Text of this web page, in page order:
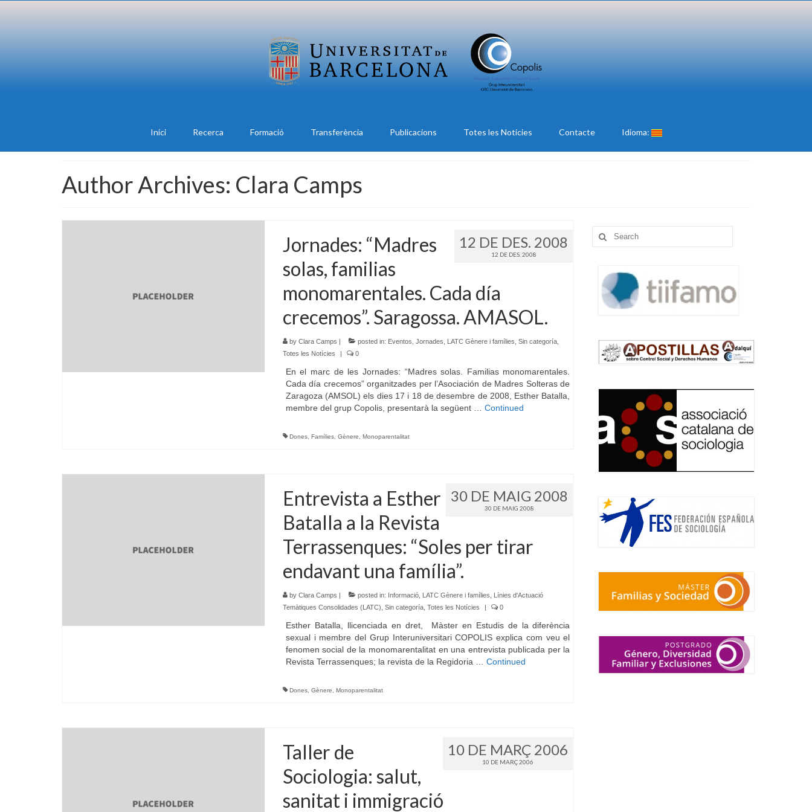
Inici Recerca Formació Transferència Publicacions Totes les Notícies Contacte Idioma:
Author Archives: Clara Camps
12 DE DES. 2008
12 DE DES. 2008
Jornades: “Madres
solas, familias
monomarentales. Cada día
crecemos”. Saragossa. AMASOL.
by Clara Camps | posted in: Eventos Jornades LATC Gènere i famílies Sin categoría,
Totes les Notícies
| 0
En el marc de les Jornades: “Madres solas. Familias monomarentales.
Cada día crecemos” organitzades per l’Asociación de Madres Solteras de
Zaragoza (AMSOL) els dies 17 i 18 de desembre de 2008, Esther Batalla,
membre del grup Copolis, presentarà la següent … Continued
Dones, Famílies, Gènere Monoparentalitat
30 DE MAIG 2008
30 DE MAIG 2008
Entrevista a Esther
Batalla a la Revista
Terrassenques: “Soles per tirar
endavant una família”.
by Clara Camps | posted in: Informació, LATC Gènere i famílies
Línies d'Actuació
Temàtiques Consolidades (LATC) Sin categoría, Totes les Notícies | 0
Esther Batalla, llicenciada en dret, Màster en Estudis de la diferència
sexual i membre del Grup Interuniversitari COPOLIS explica com veu el
fenomen social de la monomarentalitat en una entrevista publicada per la
Revista Terrassenques; la revista de la Regidoria … Continued
Dones, Gènere Monoparentalitat
10 DE MARÇ 2006
10 DE MARÇ 2006
Taller de
Sociologia: salut,
sanitat i immigració
Search
for: